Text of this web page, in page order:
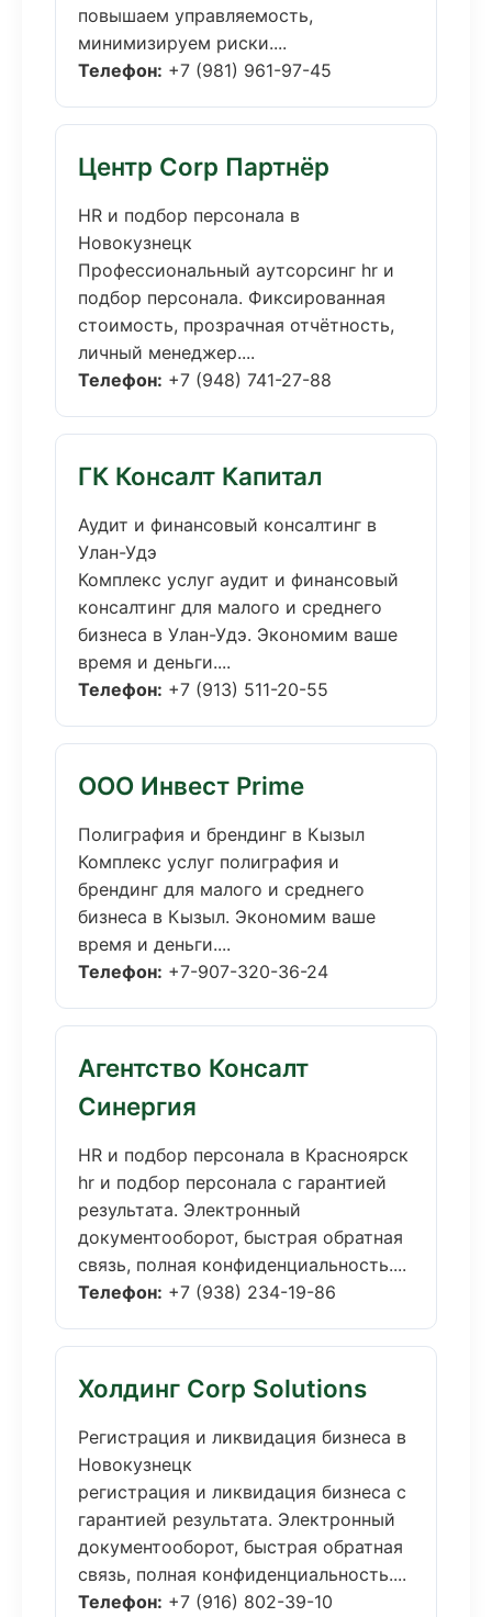
повышаем управляемость,
минимизируем риски....
Телефон: +7 (981) 961-97-45
Центр Corp Партнёр
HR и подбор персонала в
Новокузнецк
Профессиональный аутсорсинг hr и
подбор персонала. Фиксированная
стоимость, прозрачная отчётность,
личный менеджер....
Телефон: +7 (948) 741-27-88
ГК Консалт Капитал
Аудит и финансовый консалтинг в
Улан-Удэ
Комплекс услуг аудит и финансовый
консалтинг для малого и среднего
бизнеса в Улан-Удэ. Экономим ваше
время и деньги....
Телефон: +7 (913) 511-20-55
ООО Инвест Prime
Полиграфия и брендинг в Кызыл
Комплекс услуг полиграфия и
брендинг для малого и среднего
бизнеса в Кызыл. Экономим ваше
время и деньги....
Телефон: +7-907-320-36-24
Агентство Консалт
Синергия
HR и подбор персонала в Красноярск
hr и подбор персонала с гарантией
результата. Электронный
документооборот, быстрая обратная
связь, полная конфиденциальность....
Телефон: +7 (938) 234-19-86
Холдинг Corp Solutions
Регистрация и ликвидация бизнеса в
Новокузнецк
регистрация и ликвидация бизнеса с
гарантией результата. Электронный
документооборот, быстрая обратная
связь, полная конфиденциальность....
Телефон: +7 (916) 802-39-10